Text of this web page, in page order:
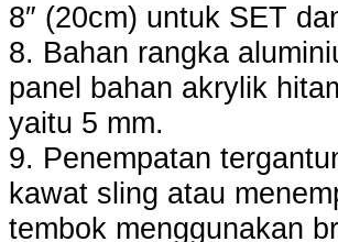
8″ (20cm) untuk SET
8. Bahan rangka
panel bahan akrylik
yaitu 5 mm.
9. Penempatan
kawat sling atau
tembok menggunakan